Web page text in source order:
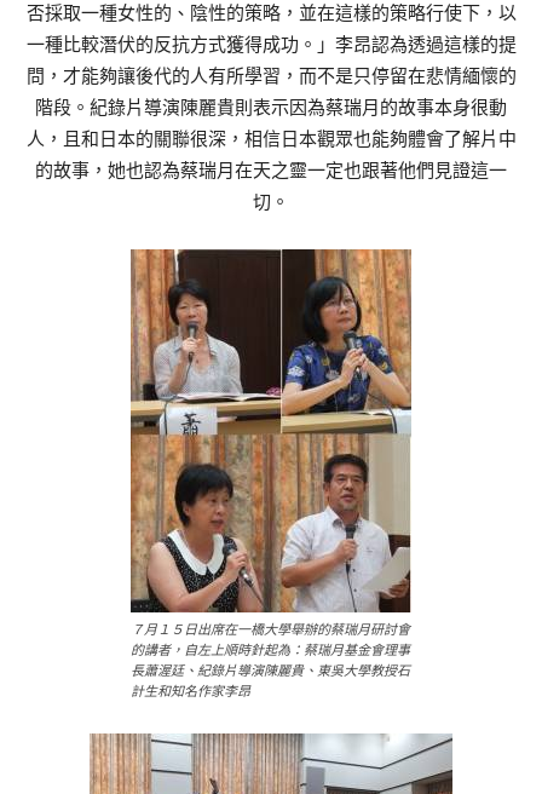
否採取一種女性的、陰性的策略，並在這樣的策略行使下，以
一種比較潛伏的反抗方式獲得成功。」李昂認為透過這樣的提
問，才能夠讓後代的人有所學習，而不是只停留在悲情緬懷的
階段。紀錄片導演陳麗貴則表示因為蔡瑞月的故事本身很動
人，且和日本的關聯很深，相信日本觀眾也能夠體會了解片中
的故事，她也認為蔡瑞月在天之靈一定也跟著他們見證這一
切。
７月１５日出席在一橋大學舉辦的蔡瑞月研討會
的講者，自左上順時針起為：蔡瑞月基金會理事
長蕭渥廷、紀錄片導演陳麗貴、東吳大學教授石
計生和知名作家李昂